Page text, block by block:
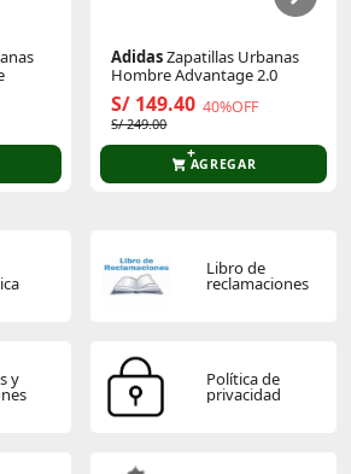
AdidasZapatillas Urbanas
Hombre Advantage 2.0
S/ 149.40 40%OFF
S/ 249.00
AGREGAR
Libro de
reclamaciones
y Política de
privacidad